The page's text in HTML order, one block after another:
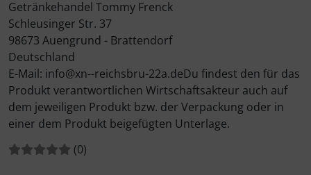
Getränkehandel Tommy Frenck
Schleusinger Str. 37
98673 Auengrund - Brattendorf
Deutschland
E-Mail: info@xn--reichsbru-22a.deDu findest den für das
Produkt verantwortlichen Wirtschaftsakteur auch auf
dem jeweiligen Produkt bzw. der Verpackung oder in
einer dem Produkt beigefügten Unterlage.
Bewertungen:
(0Bewertungen
)